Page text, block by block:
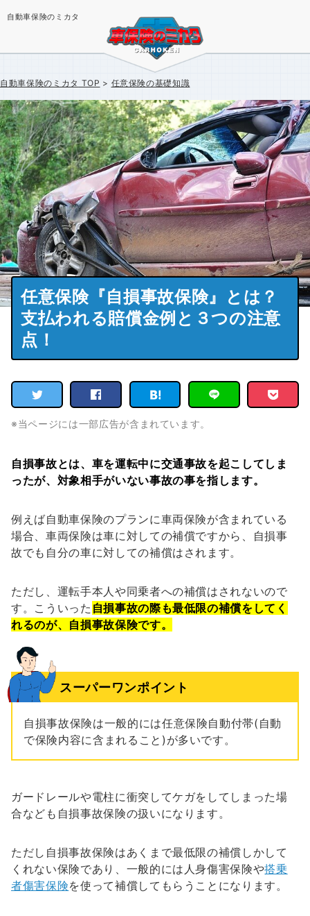
自動車保険のミカタ
自動車保険のミカタ TOP 任意保険の基礎知識
任意保険『自損事故保険』とは？
支払われる賠償金例と３つの注意
点！
※当ページには一部広告が含まれています。
自損事故とは、車を運転中に交通事故を起こしてしま
ったが、対象相手がいない事故の事を指します。
例えば自動車保険のプランに車両保険が含まれている
場合、車両保険は車に対しての補償ですから、自損事
故でも自分の車に対しての補償はされます。
ただし、運転手本人や同乗者への補償はされないので
す。こういった 自損事故の際も最低限の補償をしてく
れるのが、自損事故保険です。
スーパーワンポイント
自損事故保険は一般的には任意保険自動付帯(自動
で保険内容に含まれること)が多いです。
ガードレールや電柱に衝突してケガをしてしまった場
合なども自損事故保険の扱いになります。
ただし自損事故保険はあくまで最低限の補償しかして
くれない保険であり、一般的には人身傷害保険や搭乗
者傷害保険を使って補償してもらうことになります。